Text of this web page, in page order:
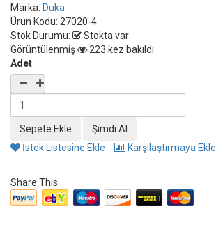
Marka: Duka
Ürün Kodu: 27020-4
Stok Durumu:
Stokta var
Görüntülenmiş
223 kez bakıldı
Adet
İstek Listesine Ekle Karşılaştırmaya Ekle
Share This